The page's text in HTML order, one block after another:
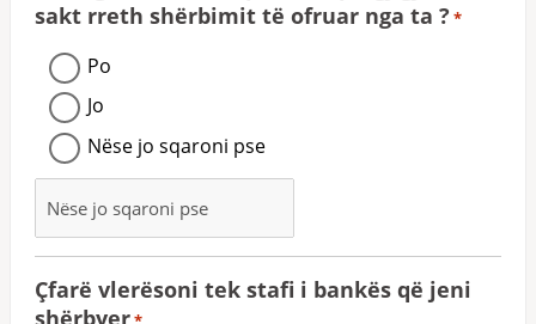
sakt rreth shërbimit të ofruar nga ta ? *
Po
Jo
Nëse jo sqaroni pse
Çfarë vlerësoni tek stafi i bankës që jeni
shërbyer